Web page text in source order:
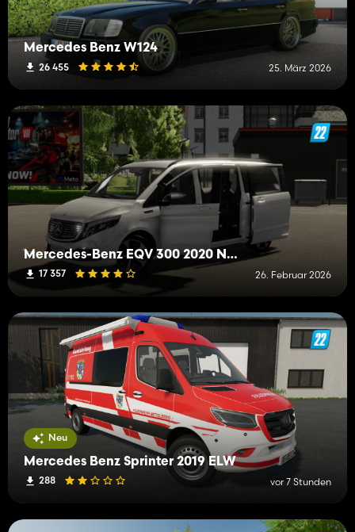
Mercedes Benz W124
26 455 25. März 2026
Mercedes-Benz EQV 300 2020 Notarzt
17 357 26. Februar 2026
Neu
Mercedes Benz Sprinter 2019 ELW
288 vor 7 Stunden